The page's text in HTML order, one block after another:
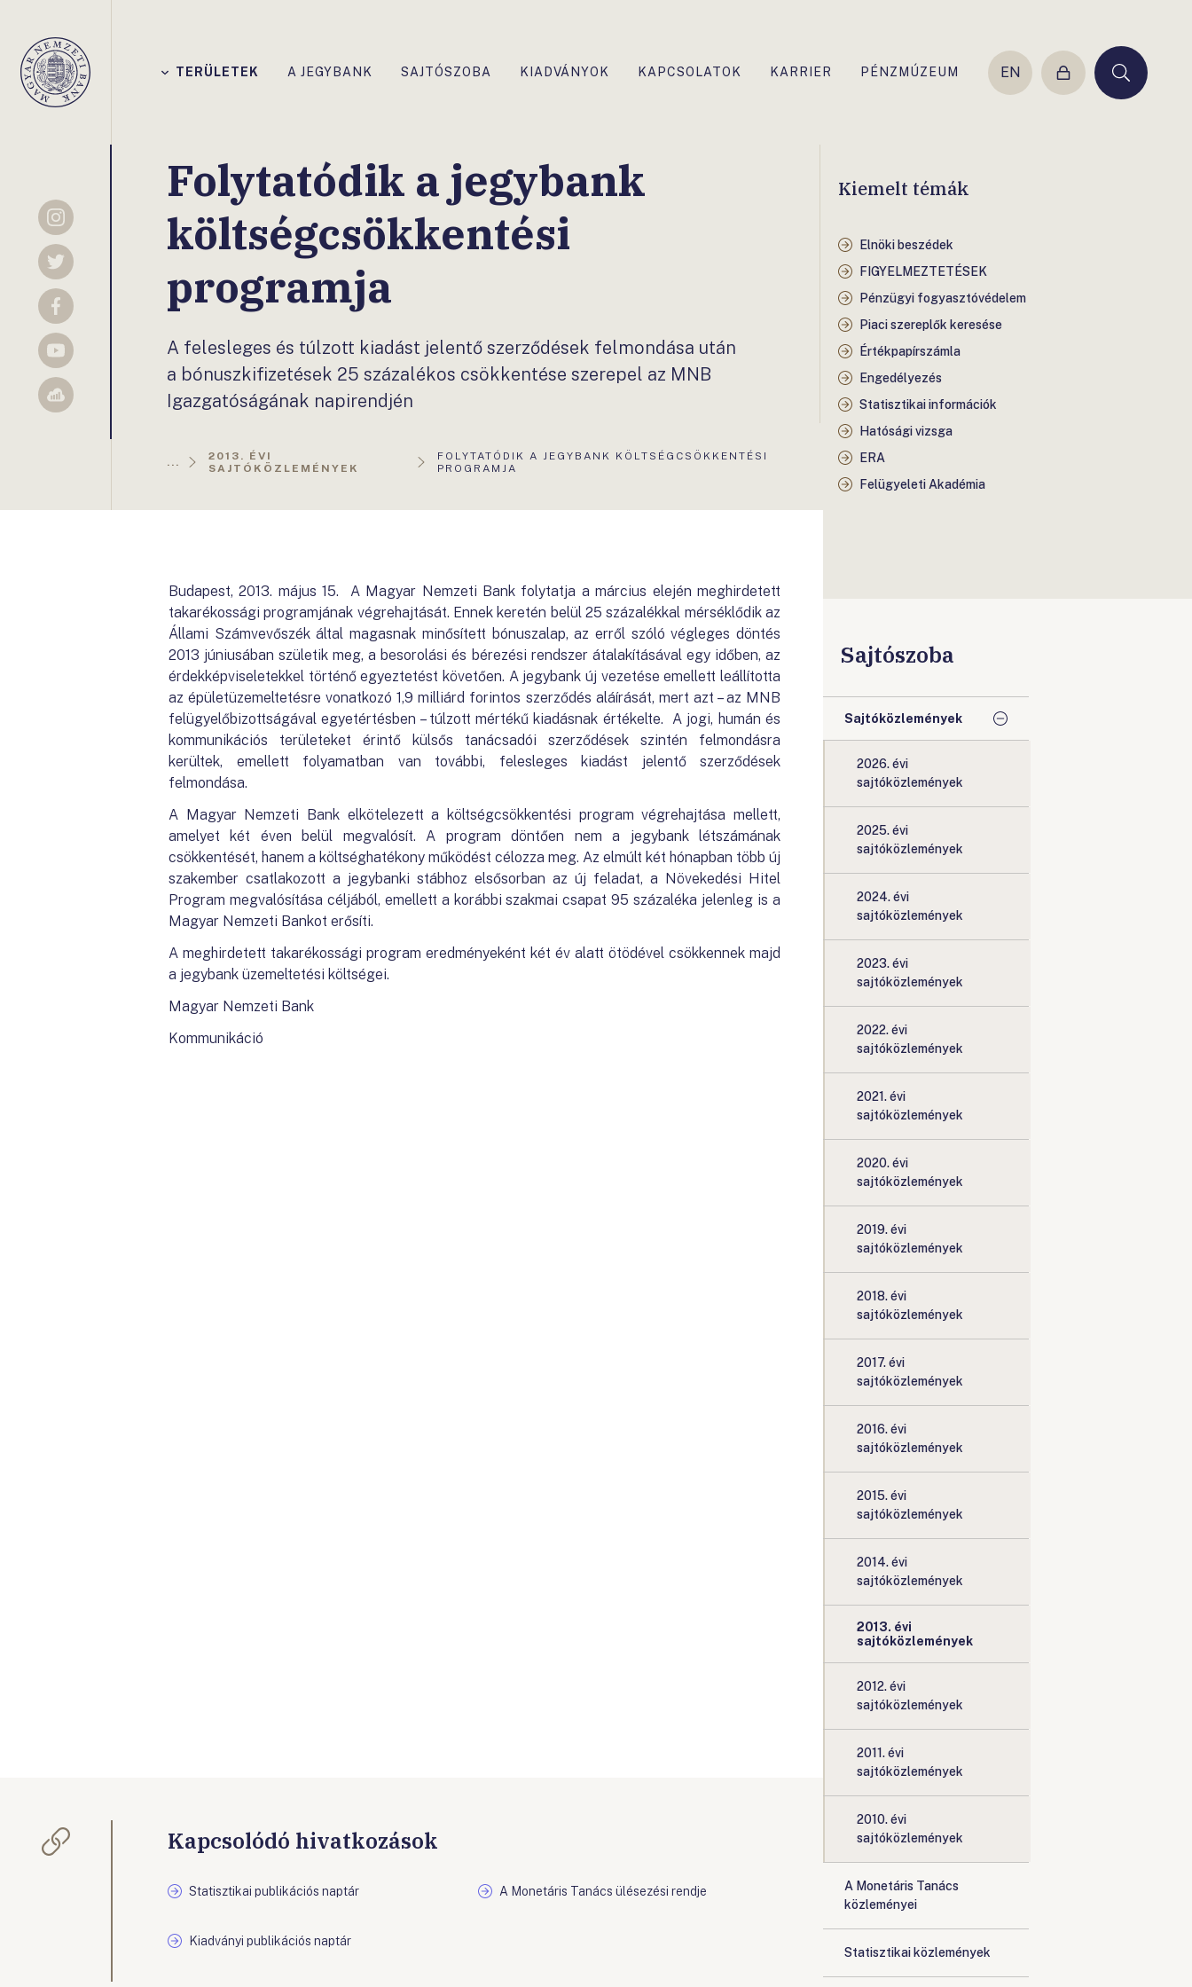
Magyar
Nemzeti
TERÜLETEK A JEGYBANK SAJTÓSZOBA KIADVÁNYOK KAPCSOLATOK KARRIER PÉNZMÚZEUM EN
Belépés Keresés
Instagram
Twitter
Facebook
YouTube
Sellsy
Folytatódik a jegybank
költségcsökkentési
programja
A felesleges és túlzott kiadást jelentő szerződések felmondása után
a bónuszkifizetések 25 százalékos csökkentése szerepel az MNB
Igazgatóságának napirendjén
...
2013. ÉVI
SAJTÓKÖZLEMÉNYEK
AKTUÁLIS
OLDAL:
FOLYTATÓDIK A JEGYBANK KÖLTSÉGCSÖKKENTÉSI
PROGRAMJA
Kiemelt témák
Elnöki beszédek
FIGYELMEZTETÉSEK
Pénzügyi fogyasztóvédelem
Piaci szereplők keresése
Értékpapírszámla
Engedélyezés
Statisztikai információk
Hatósági vizsga
ERA
Felügyeleti Akadémia
Budapest, 2013. május 15. A Magyar Nemzeti Bank folytatja a március elején meghirdetett
takarékossági programjának végrehajtását. Ennek keretén belül 25 százalékkal mérséklődik az
Állami Számvevőszék által magasnak minősített bónuszalap, az erről szóló végleges döntés
2013 júniusában születik meg, a besorolási és bérezési rendszer átalakításával egy időben, az
érdekképviseletekkel történő egyeztetést követően. A jegybank új vezetése emellett leállította
az épületüzemeltetésre vonatkozó 1,9 milliárd forintos szerződés aláírását, mert azt – az MNB
felügyelőbizottságával egyetértésben – túlzott mértékű kiadásnak értékelte. A jogi, humán és
kommunikációs területeket érintő külsős tanácsadói szerződések szintén felmondásra
kerültek, emellett folyamatban van további, felesleges kiadást jelentő szerződések
felmondása.
A Magyar Nemzeti Bank elkötelezett a költségcsökkentési program végrehajtása mellett,
amelyet két éven belül megvalósít. A program döntően nem a jegybank létszámának
csökkentését, hanem a költséghatékony működést célozza meg. Az elmúlt két hónapban több új
szakember csatlakozott a jegybanki stábhoz elsősorban az új feladat, a Növekedési Hitel
Program megvalósítása céljából, emellett a korábbi szakmai csapat 95 százaléka jelenleg is a
Magyar Nemzeti Bankot erősíti.
A meghirdetett takarékossági program eredményeként két év alatt ötödével csökkennek majd
a jegybank üzemeltetési költségei.
Magyar Nemzeti Bank
Kommunikáció
Kapcsolódó hivatkozások
Statisztikai publikációs naptár A Monetáris Tanács ülésezési rendje
Kiadványi publikációs naptár
Sajtószoba
Sajtóközlemények
2026. évi
sajtóközlemények
2025. évi
sajtóközlemények
2024. évi
sajtóközlemények
2023. évi
sajtóközlemények
2022. évi
sajtóközlemények
2021. évi
sajtóközlemények
2020. évi
sajtóközlemények
2019. évi
sajtóközlemények
2018. évi
sajtóközlemények
2017. évi
sajtóközlemények
2016. évi
sajtóközlemények
2015. évi
sajtóközlemények
2014. évi
sajtóközlemények
2013. évi
sajtóközlemények
2012. évi
sajtóközlemények
2011. évi
sajtóközlemények
2010. évi
sajtóközlemények
A Monetáris Tanács
közleményei
Statisztikai közlemények